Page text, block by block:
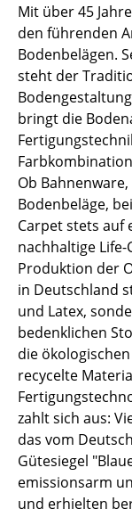
Bürosessel
Einzelteile
... alle
Tische
Esstische
Beistelltische
Couchtische
Schreibtische
Sekretäre &
Stehtische &
Kindertische
Gartentische
Servierwagen
Mit über 45
den führenden
Bodenbelägen.
steht der
bringt die
Ob
Bodenbeläge,
Carpet stets auf
nachhaltige Life-
Produktion der
in Deutschland
und Latex,
bedenklichen
die
recycelte
zahlt sich aus:
das vom
Gütesiegel
emissionsarm
und erhielten